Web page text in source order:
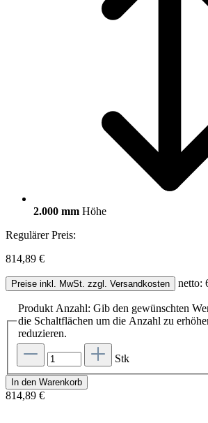
2.000 mm Höhe
Regulärer Preis:
814,89 €
Preise inkl. MwSt. zzgl. Versandkosten netto:
Produkt Anzahl: Gib den gewünschten
die Schaltflächen um die Anzahl zu
reduzieren.
Stk
In den Warenkorb
814,89 €